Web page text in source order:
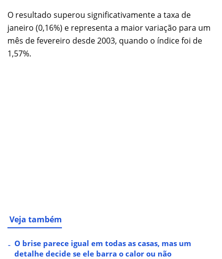
O resultado superou significativamente a taxa de
janeiro (0,16%) e representa a maior variação para um
mês de fevereiro desde 2003, quando o índice foi de
1,57%.
Veja também
O brise parece igual em todas as casas, mas um
detalhe decide se ele barra o calor ou não